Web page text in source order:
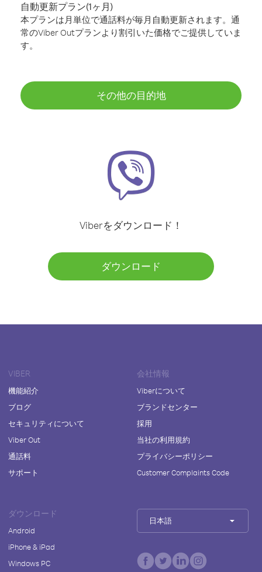
自動更新プラン(1ヶ月)
本プランは月単位で通話料が毎月自動更新されます。通
常のViber Outプランより割引いた価格でご提供していま
す。
その他の目的地
Viberをダウンロード！
ダウンロード
VIBER
機能紹介
ブログ
セキュリティについて
Viber Out
通話料
サポート
会社情報
Viberについて
ブランドセンター
採用
当社の利用規約
プライバシーポリシー
Customer Complaints Code
ダウンロード
Android
iPhone & iPad
Windows PC
日本語